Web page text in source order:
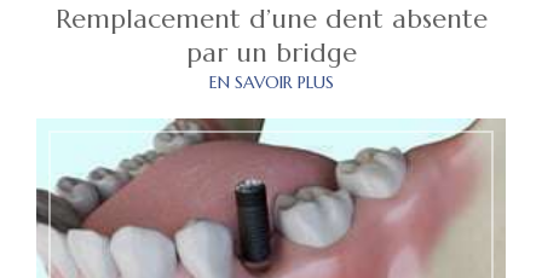
Remplacement d’une dent absente
par un bridge
EN SAVOIR PLUS